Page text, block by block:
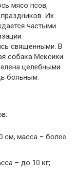
мясо псов,
Их
частыми
священными. В
собака Мексики.
целебными
больным.
см, масса – более
– до 10 кг;